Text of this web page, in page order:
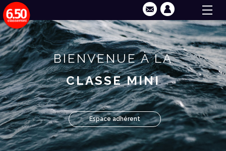
BIENVENUE À LA
CLASSE MINI
Espace adhérent